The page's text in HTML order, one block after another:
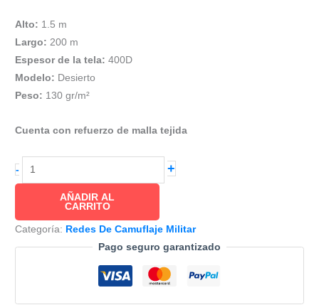
Alto: 1.5 m
Largo: 200 m
Espesor de la tela: 400D
Modelo: Desierto
Peso: 130 gr/m²
Cuenta con refuerzo de malla tejida
-
CAMALEON
Red
Camuflaje
Desierto
+
AÑADIR AL
CARRITO
Categoría: Redes De Camuflaje Militar
Pago seguro garantizado